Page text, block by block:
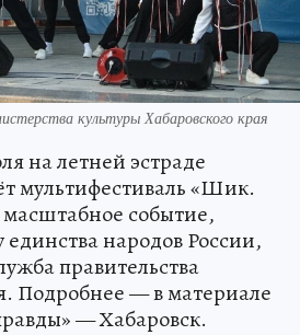
культуры Хабаровского края
на летней эстраде
мультифестиваль «Шик.
событие,
народов России,
правительства
Подробнее — в материале
— Хабаровск.